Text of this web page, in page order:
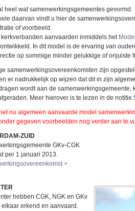
heel wat samenwerkingsgemeentes gevormd.
daarvan vindt u hier de
of voorbeeld.
kerkverbanden aanvaarden inmiddels het
ontwikkeld. In dit model is de ervaring van
op sommige minder gelukkige of
samenwerkingsovereenkomsten zijn
er nadrukkelijk op wijzen dat dit in zijn
wordt aan de samenwerkingsgemeente,
Meer hierover is te lezen in de notitie
nu algemeen aanvaarde model
gegeven voorbeelden nog verder aan te
ZUID
GKv-CGK
per 1 januari 2013.
>
hebben CGK, NGK en GKv
erkend en aanvaard.